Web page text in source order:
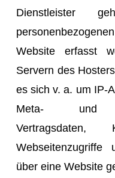
Dienstleister
Website erfasst
Servern des
es sich v. a. um IP-
Meta- und
Vertragsdaten,
über eine Website